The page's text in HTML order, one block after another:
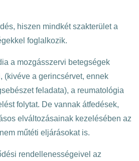
hiszen mindkét szakterület a
foglalkozik.
a mozgásszervi betegségek
(kivéve a gerincsérvet, ennek
feladata), a reumatológia
folytat. De vannak átfedések,
elváltozásainak kezelésében az
műtéti eljárásokat is.
rendellenességeivel az